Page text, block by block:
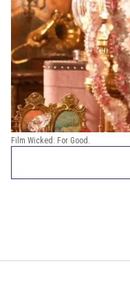
Film Wicked: For Good.